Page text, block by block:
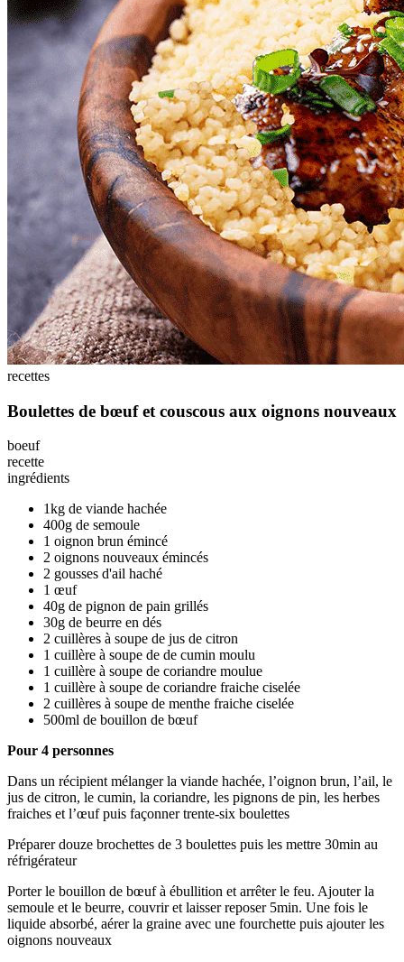
recettes
Boulettes de bœuf et couscous aux oignons nouveaux
boeuf
recette
ingrédients
1kg de viande hachée
400g de semoule
1 oignon brun émincé
2 oignons nouveaux émincés
2 gousses d'ail haché
1 œuf
40g de pignon de pain grillés
30g de beurre en dés
2 cuillères à soupe de jus de citron
1 cuillère à soupe de de cumin moulu
1 cuillère à soupe de coriandre moulue
1 cuillère à soupe de coriandre fraiche ciselée
2 cuillères à soupe de menthe fraiche ciselée
500ml de bouillon de bœuf
Pour 4 personnes
Dans un récipient mélanger la viande hachée, l’oignon brun, l’ail, le
jus de citron, le cumin, la coriandre, les pignons de pin, les herbes
fraiches et l’œuf puis façonner trente-six boulettes
Préparer douze brochettes de 3 boulettes puis les mettre 30min au
réfrigérateur
Porter le bouillon de bœuf à ébullition et arrêter le feu. Ajouter la
semoule et le beurre, couvrir et laisser reposer 5min. Une fois le
liquide absorbé, aérer la graine avec une fourchette puis ajouter les
oignons nouveaux